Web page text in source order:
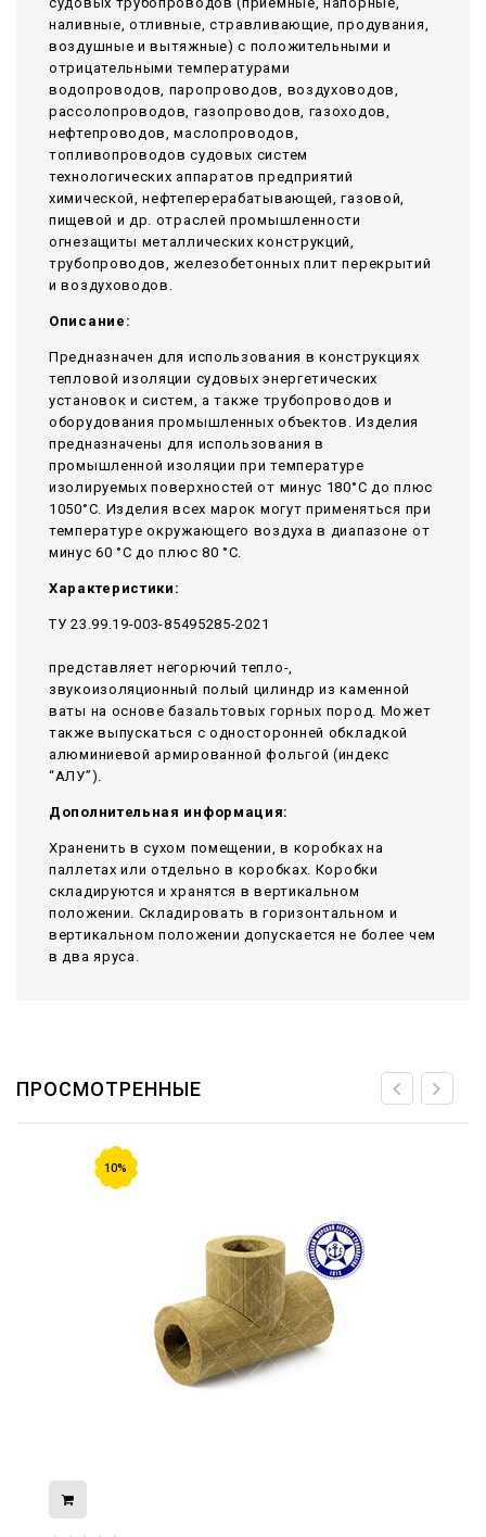
наливные, отливные, стравливающие, продувания,
воздушные и вытяжные) с положительными и
отрицательными температурами
водопроводов, паропроводов, воздуховодов,
рассолопроводов, газопроводов, газоходов,
нефтепроводов, маслопроводов,
топливопроводов судовых систем
технологических аппаратов предприятий
химической, нефтеперерабатывающей, газовой,
пищевой и др. отраслей промышленности
огнезащиты металлических конструкций,
трубопроводов, железобетонных плит перекрытий
и воздуховодов.
Описание:
Предназначен для использования в конструкциях
тепловой изоляции судовых энергетических
установок и систем, а также трубопроводов и
оборудования промышленных объектов. Изделия
предназначены для использования в
промышленной изоляции при температуре
изолируемых поверхностей от минус 180°С до плюс
1050°С. Изделия всех марок могут применяться при
температуре окружающего воздуха в диапазоне от
минус 60 °С до плюс 80 °С.
Характеристики:
ТУ 23.99.19-003-85495285-2021
представляет негорючий тепло-,
звукоизоляционный полый цилиндр из каменной
ваты на основе базальтовых горных пород. Может
также выпускаться с односторонней обкладкой
алюминиевой армированной фольгой (индекс
“АЛУ”).
Дополнительная информация:
Храненить в сухом помещении, в коробках на
паллетах или отдельно в коробках. Коробки
складируются и хранятся в вертикальном
положении. Складировать в горизонтальном и
вертикальном положении допускается не более чем
в два яруса.
ПРОСМОТРЕННЫЕ
10%